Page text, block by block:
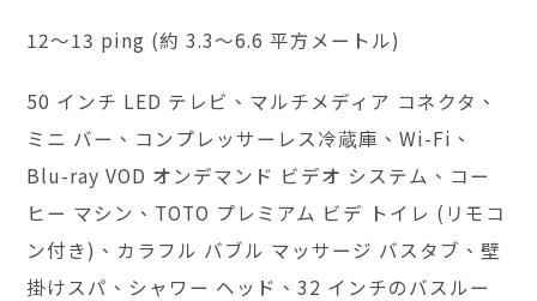
12～13 ping (約 3.3～6.6 平方メートル)
50 インチ LED テレビ、マルチメディア コネクタ、
ミニ バー、コンプレッサーレス冷蔵庫、Wi-Fi、
Blu-ray VOD オンデマンド ビデオ システム、コー
ヒー マシン、TOTO プレミアム ビデ トイレ (リモコ
ン付き)、カラフル バブル マッサージ バスタブ、壁
掛けスパ、シャワー ヘッド、32 インチのバスルー